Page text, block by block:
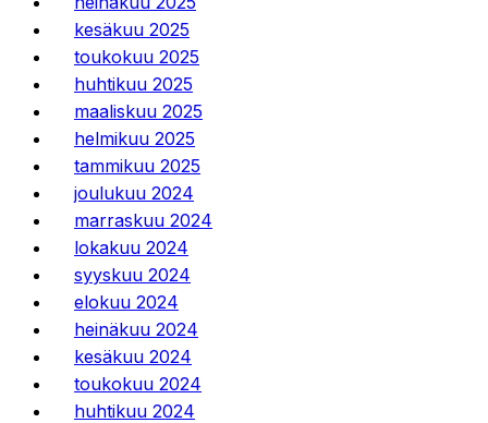
kesäkuu 2025
toukokuu 2025
huhtikuu 2025
maaliskuu 2025
helmikuu 2025
tammikuu 2025
joulukuu 2024
marraskuu 2024
lokakuu 2024
syyskuu 2024
elokuu 2024
heinäkuu 2024
kesäkuu 2024
toukokuu 2024
huhtikuu 2024